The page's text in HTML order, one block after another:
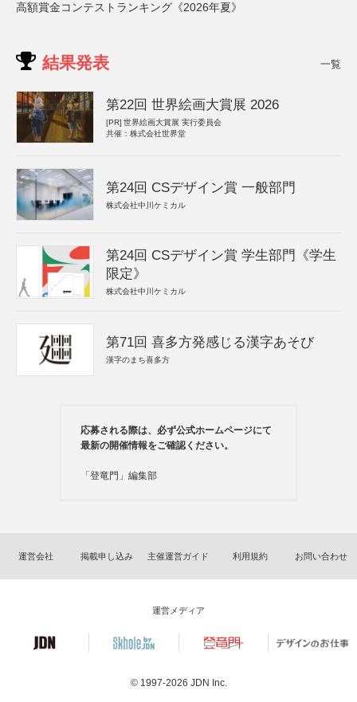
高額賞金コンテストランキング《2026年夏》
結果発表 一覧
第22回 世界絵画大賞展 2026
[PR] 世界絵画大賞展 実行委員会
共催：株式会社世界堂
第24回 CSデザイン賞 一般部門
株式会社中川ケミカル
第24回 CSデザイン賞 学生部門《学生
限定》
株式会社中川ケミカル
第71回 喜多方発感じる漢字あそび
漢字のまち喜多方
応募される際は、必ず公式ホームページにて
最新の開催情報をご確認ください。
「登竜門」編集部
運営会社 掲載申し込み 主催運営ガイド 利用規約 お問い合わせ
運営メディア
© 1997-2026 JDN Inc.